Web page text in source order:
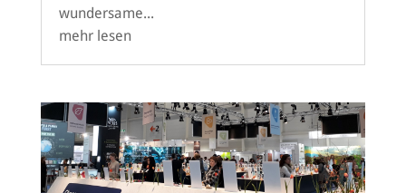
wundersame...
mehr lesen